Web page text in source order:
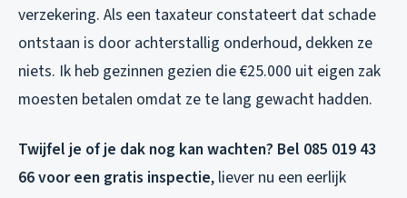
verzekering. Als een taxateur constateert dat schade
ontstaan is door achterstallig onderhoud, dekken ze
niets. Ik heb gezinnen gezien die €25.000 uit eigen zak
moesten betalen omdat ze te lang gewacht hadden.
Twijfel je of je dak nog kan wachten? Bel 085 019 43
66 voor een gratis inspectie, liever nu een eerlijk